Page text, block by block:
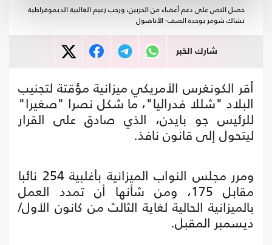
حصل النص على دعم أعضاء من الحزبين، ورحب زعيم الغالبية الديموقراطية
تشاك شومر بوحدة الصف- الأناضول
شارك الخبر
أقر الكونغرس الأمريكي ميزانية مؤقتة لتجنيب
البلاد "شللا فدراليا"، ما شكل نصرا "صغيرا"
للرئيس جو بايدن، الذي صادق على القرار
ليتحول إلى قانون نافذ.
ومرر مجلس النواب الميزانية بأغلبية 254 نائبا
مقابل 175، ومن شأنها أن تمدد العمل
بالميزانية الحالية لغاية الثالث من كانون الأول/
ديسمبر المقبل.